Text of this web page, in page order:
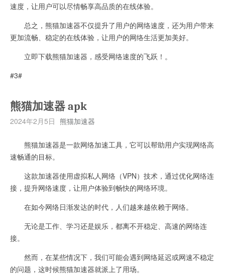
速度，让用户可以尽情畅享高品质的在线体验。
总之，熊猫加速器不仅提升了用户的网络速度，还为用户带来
更加流畅、稳定的在线体验，让用户的网络生活更加美好。
立即下载熊猫加速器，感受网络速度的飞跃！。
#3#
熊猫加速器 apk
2024年2月5日 熊猫加速器
熊猫加速器是一款网络加速工具，它可以帮助用户实现网络高
速畅通的目标。
这款加速器使用虚拟私人网络（VPN）技术，通过优化网络连
接，提升网络速度，让用户体验到畅快的网络环境。
在如今网络日渐发达的时代，人们越来越依赖于网络。
无论是工作、学习还是娱乐，都离不开稳定、高速的网络连
接。
然而，在某些情况下，我们可能会遇到网络延迟或网速不稳定
的问题，这时候熊猫加速器就派上了用场。